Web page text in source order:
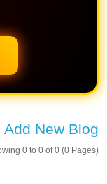
Add New Blog
0 to 0 of 0 (0 Pages)